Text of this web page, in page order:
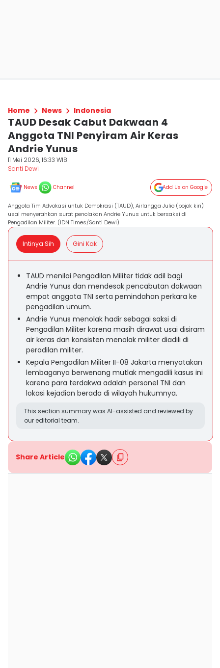
Home News Indonesia
TAUD Desak Cabut Dakwaan 4
Anggota TNI Penyiram Air Keras
Andrie Yunus
11 Mei 2026, 16:33 WIB
Santi Dewi
News Channel Add Us on Google
Anggota Tim Advokasi untuk Demokrasi (TAUD), Airlangga Julio (pojok kiri)
usai menyerahkan surat penolakan Andrie Yunus untuk bersaksi di
Pengadilan Militer. (IDN Times/Santi Dewi)
Intinya Sih Gini Kak
TAUD menilai Pengadilan Militer tidak adil bagi
Andrie Yunus dan mendesak pencabutan dakwaan
empat anggota TNI serta pemindahan perkara ke
pengadilan umum.
Andrie Yunus menolak hadir sebagai saksi di
Pengadilan Militer karena masih dirawat usai disiram
air keras dan konsisten menolak militer diadili di
peradilan militer.
Kepala Pengadilan Militer II-08 Jakarta menyatakan
lembaganya berwenang mutlak mengadili kasus ini
karena para terdakwa adalah personel TNI dan
lokasi kejadian berada di wilayah hukumnya.
This section summary was AI-assisted and reviewed by
our editorial team.
Share Article